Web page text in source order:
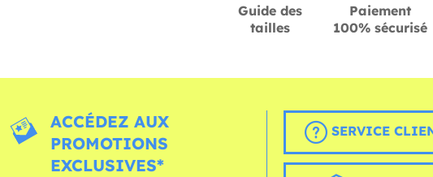
Guide des
tailles
Paiement
100% sécurisé
ACCÉDEZ AUX
PROMOTIONS
EXCLUSIVES*
SERVICE